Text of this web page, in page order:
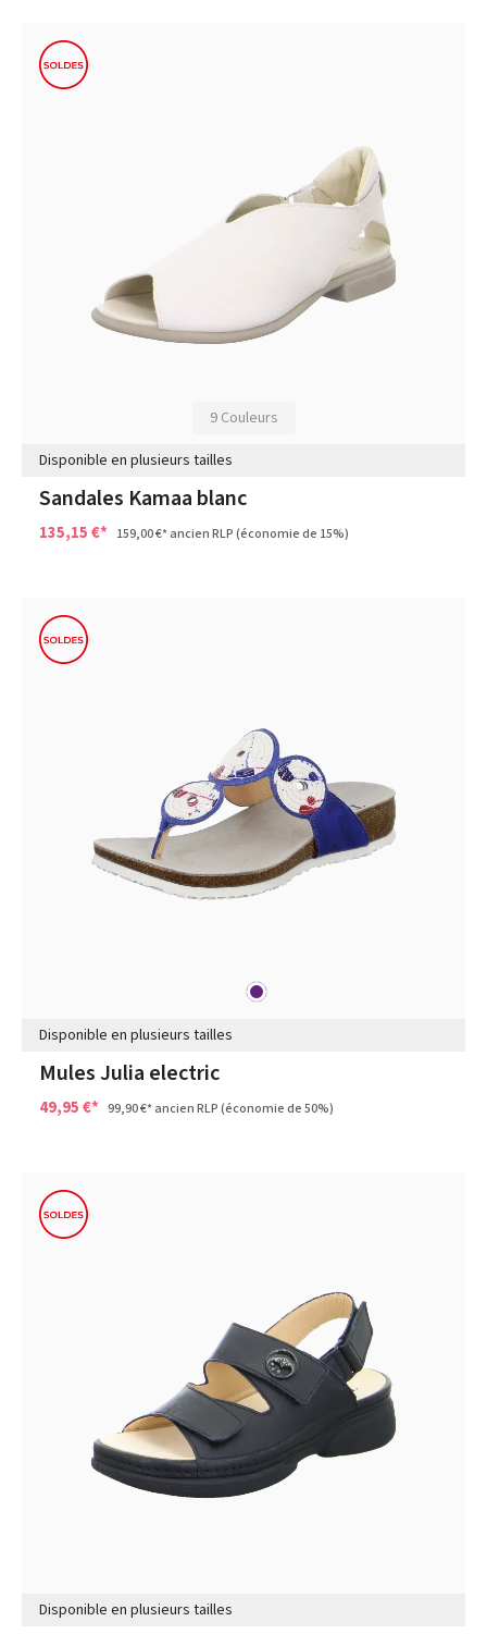
9 Couleurs
Disponible en plusieurs tailles
Sandales Kamaa blanc
135,15 €* 159,00 €*ancien RLP(économie de 15%)
pourpre
Disponible en plusieurs tailles
Mules Julia electric
49,95 €* 99,90 €*ancien RLP(économie de 50%)
Disponible en plusieurs tailles